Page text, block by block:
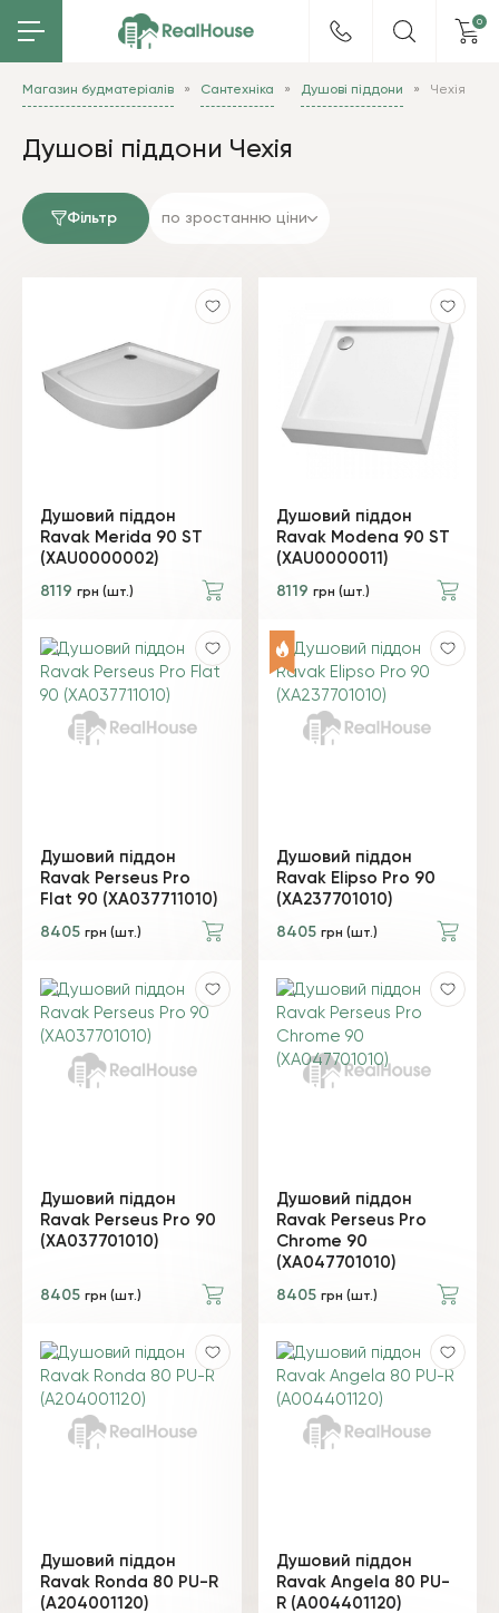
0
Магазин будматеріалів Сантехніка Душові піддони Чехія
Душові піддони Чехія
Фільтр по зростанню ціни
Душовий піддон
Ravak Merida 90 ST
(XАU0000002)
8119 грн (шт.)
Душовий піддон
Ravak Modena 90 ST
(XАU0000011)
8119 грн (шт.)
Душовий піддон
Ravak Perseus Pro
Flat 90 (XA037711010)
8405 грн (шт.)
Душовий піддон
Ravak Elipso Pro 90
(XA237701010)
8405 грн (шт.)
Душовий піддон
Ravak Perseus Pro 90
(XA037701010)
8405 грн (шт.)
Душовий піддон
Ravak Perseus Pro
Chrome 90
(XA047701010)
8405 грн (шт.)
Душовий піддон
Ravak Ronda 80 PU-R
(A204001120)
Душовий піддон
Ravak Angela 80 PU-
R (A004401120)